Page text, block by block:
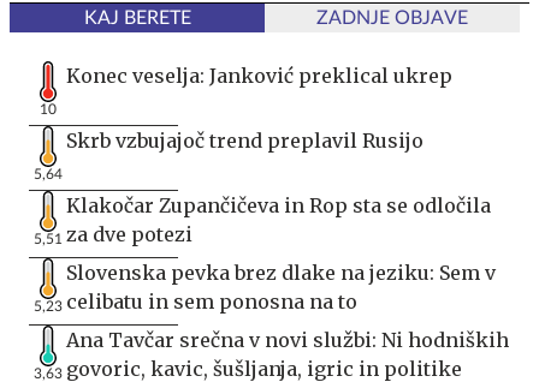
KAJ BERETE ZADNJE OBJAVE
10
Konec veselja: Janković preklical ukrep
5,64
Skrb vzbujajoč trend preplavil Rusijo
5,51
Klakočar Zupančičeva in Rop sta se odločila
za dve potezi
5,23
Slovenska pevka brez dlake na jeziku: Sem v
celibatu in sem ponosna na to
3,63
Ana Tavčar srečna v novi službi: Ni hodniških
govoric, kavic, šušljanja, igric in politike